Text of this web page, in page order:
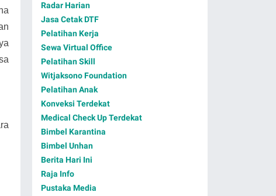
Radar Harian
Jasa Cetak DTF
Pelatihan Kerja
Sewa Virtual Office
Pelatihan Skill
Witjaksono Foundation
Pelatihan Anak
Konveksi Terdekat
Medical Check Up Terdekat
Bimbel Karantina
Bimbel Unhan
Berita Hari Ini
Raja Info
Pustaka Media